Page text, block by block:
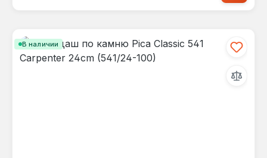
В наличии